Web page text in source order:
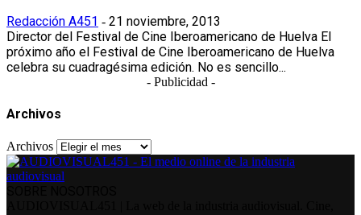
Redacción A451 - 21 noviembre, 2013
Director del Festival de Cine Iberoamericano de Huelva El
próximo año el Festival de Cine Iberoamericano de Huelva
celebra su cuadragésima edición. No es sencillo...
- Publicidad -
Archivos
Archivos